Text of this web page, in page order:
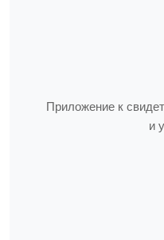
Приложение к
и